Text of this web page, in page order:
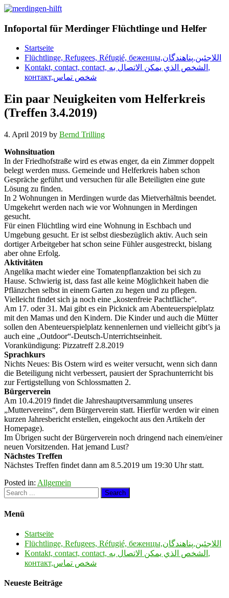
Infoportal für Merdinger Flüchtlinge und Helfer
Startseite
Flüchtlinge, Refugees, Réfugié, беженцы,اللاجئين,پناهندگان
Kontakt, contact, contact, الشخص الذي يمكن الاتصال به,
контакт,شخص تماس
Ein paar Neuigkeiten vom Helferkreis
(Treffen 3.4.2019)
4. April 2019 by Bernd Trilling
Wohnsituation
In der Friedhofstraße wird es etwas enger, da ein Zimmer doppelt
belegt werden muss. Gemeinde und Helferkreis haben schon
Gespräche geführt und versuchen für alle Beteiligten eine gute
Lösung zu finden.
In 2 Wohnungen in Merdingen wurde das Mietverhältnis beendet.
Umgekehrt werden nach wie vor Wohnungen in Merdingen
gesucht.
Für einen Flüchtling wird eine Wohnung in Eschbach und
Umgebung gesucht. Er ist selbst diesbezüglich aktiv. Auch sein
dortiger Arbeitgeber hat schon seine Fühler ausgestreckt, bislang
aber ohne Erfolg.
Aktivitäten
Angelika macht wieder eine Tomatenpflanzaktion bei sich zu
Hause. Schwierig ist, dass fast alle keine Möglichkeit haben die
Pflänzchen selbst in einem Garten zu hegen und zu pflegen.
Vielleicht findet sich ja noch eine „kostenfreie Pachtfläche“.
Am 17. oder 31. Mai gibt es ein Picknick am Abenteuerspielplatz
mit den Mamas und den Kindern. Die Kinder und auch die Mütter
sollen den Abenteuerspielplatz kennenlernen und vielleicht gibt’s ja
auch eine „Outdoor“-Deutsch-Unterrichtseinheit.
Vorankündigung: Pizzatreff 2.8.2019
Sprachkurs
Nichts Neues: Bis Ostern wird es weiter versucht, wenn sich dann
die Beteiligung nicht verbessert, pausiert der Sprachunterricht bis
zur Fertigstellung von Schlossmatten 2.
Bürgerverein
Am 10.4.2019 findet die Jahreshauptversammlung unseres
„Muttervereins“, dem Bürgerverein statt. Hierfür werden wir einen
kurzen Jahresbericht erstellen, eingekocht aus den Artikeln der
Homepage).
Im Übrigen sucht der Bürgerverein noch dringend nach einem/einer
neuen Vorsitzenden. Hat jemand Lust?
Nächstes Treffen
Nächstes Treffen findet dann am 8.5.2019 um 19:30 Uhr statt.
Posted in: Allgemein
Menü
Startseite
Flüchtlinge, Refugees, Réfugié, беженцы,اللاجئين,پناهندگان
Kontakt, contact, contact, الشخص الذي يمكن الاتصال به,
контакт,شخص تماس
Neueste Beiträge